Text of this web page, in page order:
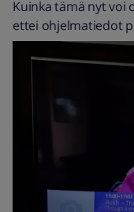
Kuinka tämä nyt voi
ettei ohjelmatiedot